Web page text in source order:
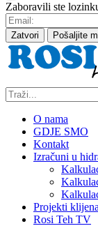
Zaboravili ste
Zatvori Pošaljite
O nama
GDJE SMO
Kontakt
Izračuni u
Projekti
Rosi Teh TV